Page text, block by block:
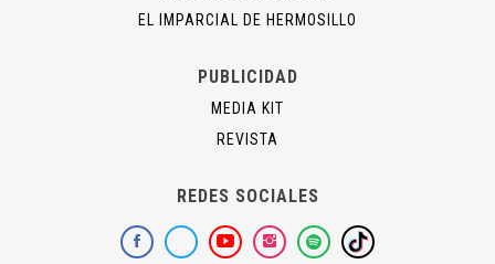
EL IMPARCIAL DE HERMOSILLO
PUBLICIDAD
MEDIA KIT
REVISTA
REDES SOCIALES